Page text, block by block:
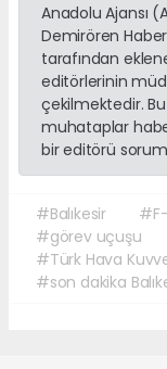
Anadolu Ajansı
Demirören
tarafından
editörlerinin
çekilmektedir.
muhataplar
bir editörü
#Balıkesir
#görev uçuşu
#Türk Hava
#son dakika